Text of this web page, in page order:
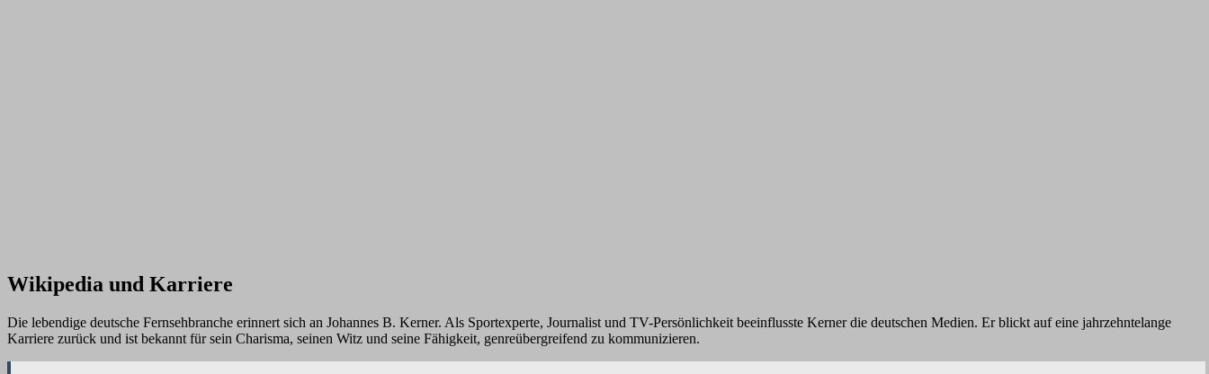
Wikipedia und Karriere
Die lebendige deutsche Fernsehbranche erinnert sich an Johannes B. Kerner. Als Sportexperte, Journalist und TV-Persönlichkeit beeinflusste Kerner die deutschen Medien. Er blickt auf eine jahrzehntelange
Karriere zurück und ist bekannt für sein Charisma, seinen Witz und seine Fähigkeit, genreübergreifend zu kommunizieren.